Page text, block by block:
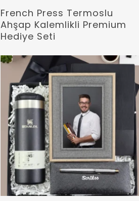
Devamını Oku
French Press Termoslu
Ahşap Kalemlikli Premium
Hediye Seti